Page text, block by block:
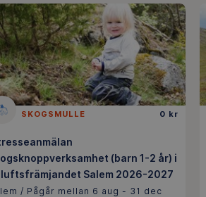
SKOGSMULLE 0 kr
(barn 1-2 år) i
Salem 2026-2027
/ Pågår mellan 6 aug - 31 dec